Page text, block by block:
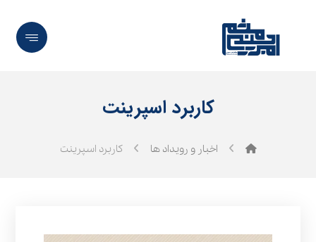
کاربرد اسپرینت
اخبار و رویداد ها کاربرد اسپرینت